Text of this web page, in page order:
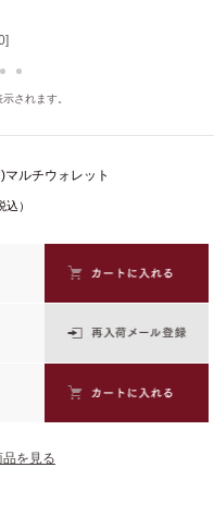
されます。
ルチウォレット
込）
を見る